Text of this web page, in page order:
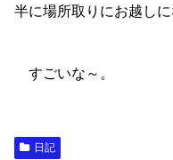
半に場所取りにお越し
すごいな～。
日記